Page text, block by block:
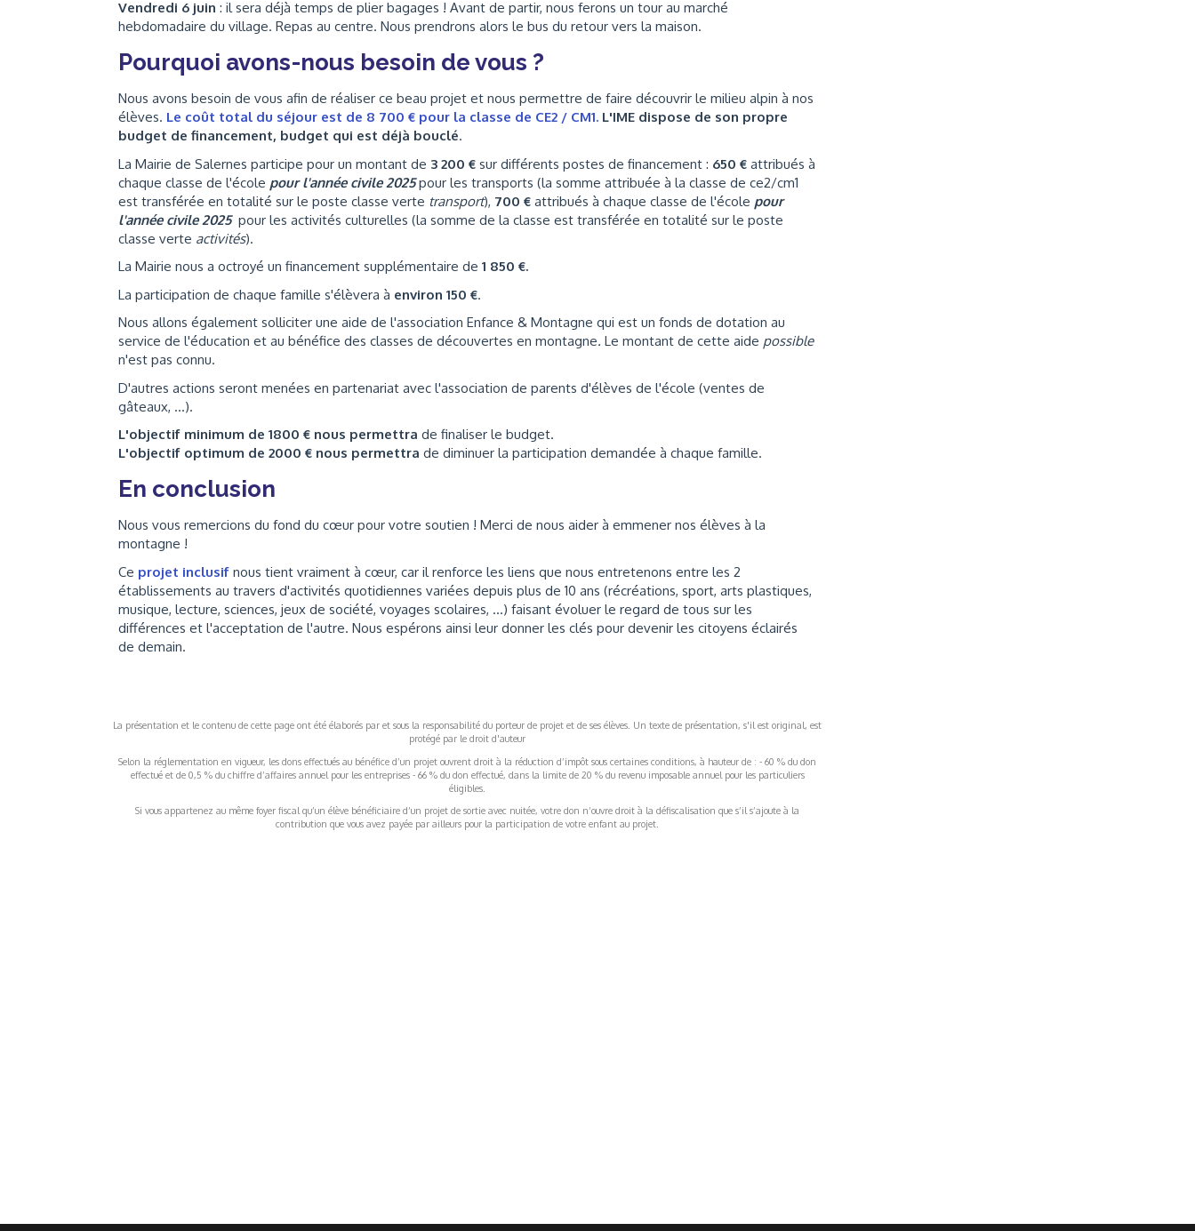
Vendredi 6 juin : il sera déjà temps de plier bagages ! Avant de partir, nous ferons un tour au marché
hebdomadaire du village. Repas au centre. Nous prendrons alors le bus du retour vers la maison.
Pourquoi avons-nous besoin de vous ?
Nous avons besoin de vous afin de réaliser ce beau projet et nous permettre de faire découvrir le milieu alpin à nos
élèves. Le coût total du séjour est de 8 700 € pour la classe de CE2 / CM1. L'IME dispose de son propre
budget de financement, budget qui est déjà bouclé.
La Mairie de Salernes participe pour un montant de 3 200 € sur différents postes de financement : 650 € attribués à
chaque classe de l'école pour l'année civile 2025pour les transports (la somme attribuée à la classe de ce2/cm1
est transférée en totalité sur le poste classe verte transport), 700 € attribués à chaque classe de l'école pour
l'année civile 2025pour les activités culturelles (la somme de la classe est transférée en totalité sur le poste
classe verte activités).
La Mairie nous a octroyé un financement supplémentaire de 1 850 €.
La participation de chaque famille s'élèvera à environ 150 €.
Nous allons également solliciter une aide de l'association Enfance & Montagne qui est un fonds de dotation au
service de l'éducation et au bénéfice des classes de découvertes en montagne. Le montant de cette aide possible
n'est pas connu.
D'autres actions seront menées en partenariat avec l'association de parents d'élèves de l'école (ventes de
gâteaux, ...).
L'objectif minimum de 1800 € nous permettra de finaliser le budget.
L'objectif optimum de 2000 € nous permettra de diminuer la participation demandée à chaque famille.
En conclusion
Nous vous remercions du fond du cœur pour votre soutien ! Merci de nous aider à emmener nos élèves à la
montagne !
Ce projet inclusif nous tient vraiment à cœur, car il renforce les liens que nous entretenons entre les 2
établissements au travers d'activités quotidiennes variées depuis plus de 10 ans (récréations, sport, arts plastiques,
musique, lecture, sciences, jeux de société, voyages scolaires, ...) faisant évoluer le regard de tous sur les
différences et l'acceptation de l'autre. Nous espérons ainsi leur donner les clés pour devenir les citoyens éclairés
de demain.
La présentation et le contenu de cette page ont été élaborés par et sous la responsabilité du porteur de projet et de ses élèves. Un texte de présentation, s'il est original, est
protégé par le droit d'auteur
Selon la réglementation en vigueur, les dons effectués au bénéfice d’un projet ouvrent droit à la réduction d’impôt sous certaines conditions, à hauteur de : - 60 % du don
effectué et de 0,5 % du chiffre d’affaires annuel pour les entreprises - 66 % du don effectué, dans la limite de 20 % du revenu imposable annuel pour les particuliers
éligibles.
Si vous appartenez au même foyer fiscal qu’un élève bénéficiaire d’un projet de sortie avec nuitée, votre don n’ouvre droit à la défiscalisation que s’il s’ajoute à la
contribution que vous avez payée par ailleurs pour la participation de votre enfant au projet.